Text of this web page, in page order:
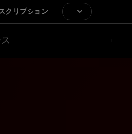
クリプション